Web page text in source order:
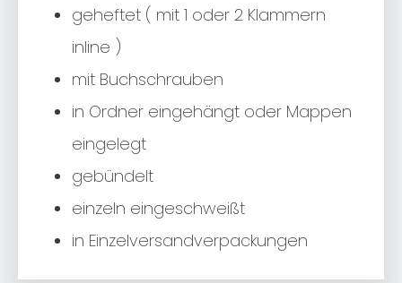
geheftet ( mit 1 oder 2 Klammern
inline )
mit Buchschrauben
in Ordner eingehängt oder Mappen
eingelegt
gebündelt
einzeln eingeschweißt
in Einzelversandverpackungen